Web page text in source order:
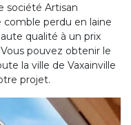
société Artisan
comble perdu en laine
qualité à un prix
pouvez obtenir le
la ville de Vaxainville
projet.